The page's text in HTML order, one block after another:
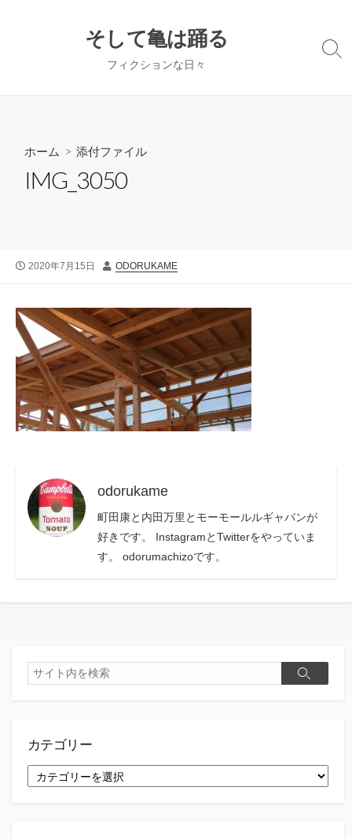
そして亀は踊る
フィクションな日々
検
ホーム > 添付ファイル
IMG_3050
公
2020年7月15日
投
ODORUKAME
odorukame
町田康と内田万里とモーモールルギャバンが
好きです。 InstagramとTwitterをやっていま
す。 odorumachizoです。
検
索
検
カテゴリー
テ